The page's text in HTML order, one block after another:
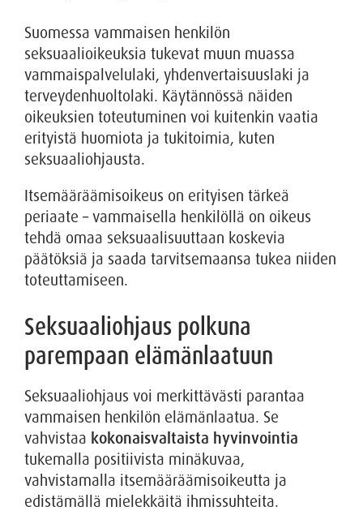
Suomessa vammaisen henkilön
seksuaalioikeuksia tukevat muun muassa
vammaispalvelulaki, yhdenvertaisuuslaki ja
terveydenhuoltolaki. Käytännössä näiden
oikeuksien toteutuminen voi kuitenkin vaatia
erityistä huomiota ja tukitoimia, kuten
seksuaaliohjausta.
Itsemääräämisoikeus on erityisen tärkeä
periaate – vammaisella henkilöllä on oikeus
tehdä omaa seksuaalisuuttaan koskevia
päätöksiä ja saada tarvitsemaansa tukea niiden
toteuttamiseen.
Seksuaaliohjaus polkuna
parempaan elämänlaatuun
Seksuaaliohjaus voi merkittävästi parantaa
vammaisen henkilön elämänlaatua. Se
vahvistaa kokonaisvaltaista hyvinvointia
tukemalla positiivista minäkuvaa,
vahvistamalla itsemääräämisoikeutta ja
edistämällä mielekkäitä ihmissuhteita.